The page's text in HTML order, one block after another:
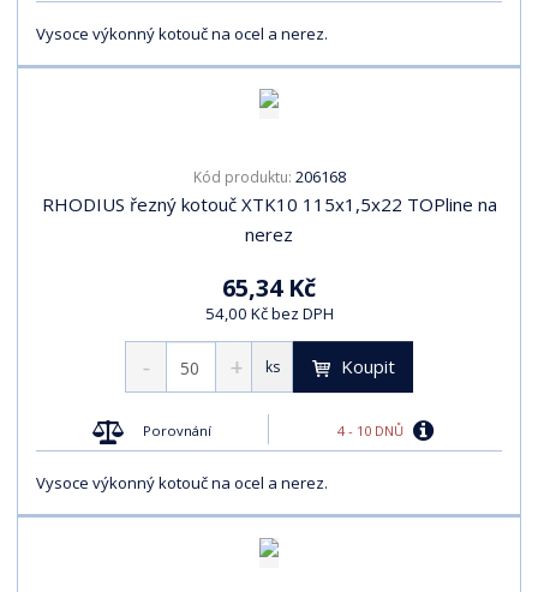
Vysoce výkonný kotouč na ocel a nerez.
Kód produktu: 206168
RHODIUS řezný kotouč XTK10 115x1,5x22 TOPline na
nerez
65,34 Kč
54,00 Kč bez DPH
ks Koupit
Porovnání 4 - 10 DNŮ
Vysoce výkonný kotouč na ocel a nerez.